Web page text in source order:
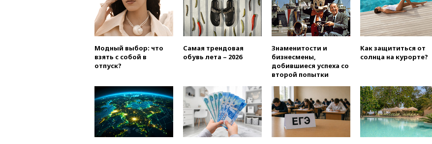
вчера, 21:35«Аэрофлот»
отменяет часть рейсов в Сочи
и Геленджик
выиграл золото чемпионата
Европы в прыжках с 10-
метровой вышки
вчера, 21:10РФ не получала
обращений о прекращении
концессии строительства ж/д
в Армении
вчера, 21:00В России вновь
обсуждают эксперимент по
Модный выбор: что
взять с собой в
отпуск?
Самая трендовая
обувь лета – 2026
Знаменитости и
бизнесмены,
добившиеся успеха со
второй попытки
Как защититься от
солнца на курорте?